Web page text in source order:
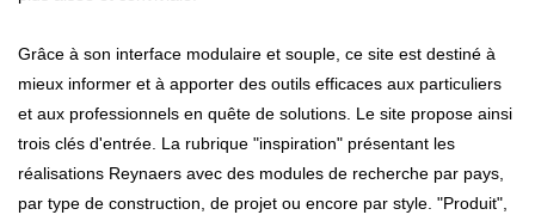
Grâce à son interface modulaire et souple, ce site est destiné à
mieux informer et à apporter des outils efficaces aux particuliers
et aux professionnels en quête de solutions. Le site propose ainsi
trois clés d'entrée. La rubrique "inspiration" présentant les
réalisations Reynaers avec des modules de recherche par pays,
par type de construction, de projet ou encore par style. "Produit",